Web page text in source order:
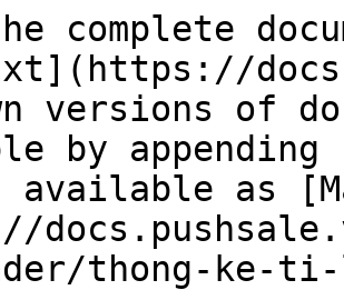
complete
versions of
by
available as
thong-ke-